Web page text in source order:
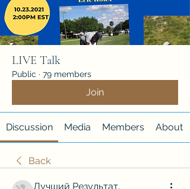
LIVE Talk
Public · 79 members
Join
Discussion Media Members About
Back
Лучший Результат.